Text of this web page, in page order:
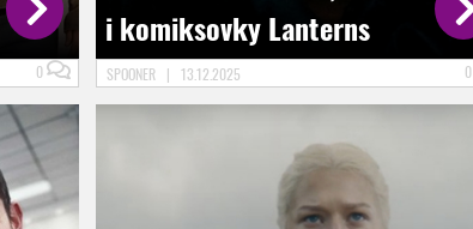
0
i komiksovky Lanterns
SPOONER | 13.12.2025 0